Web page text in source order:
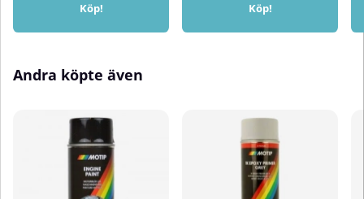
Köp! Köp!
Andra köpte även